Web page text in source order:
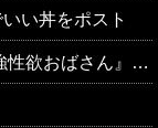
い丼をポスト
に無料で読む方法│田貸魔